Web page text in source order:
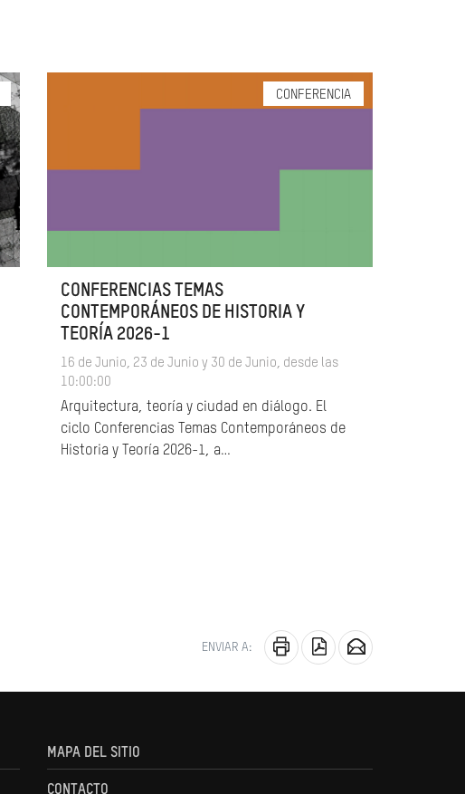
CONFERENCIA
CONFERENCIAS TEMAS
CONTEMPORÁNEOS DE HISTORIA Y
TEORÍA 2026-1
16 de Junio, 23 de Junio y 30 de Junio, desde las
10:00:00
Arquitectura, teoría y ciudad en diálogo. El
ciclo Conferencias Temas Contemporáneos de
Historia y Teoría 2026-1, a…
ENVIAR A:
MAPA DEL SITIO
CONTACTO